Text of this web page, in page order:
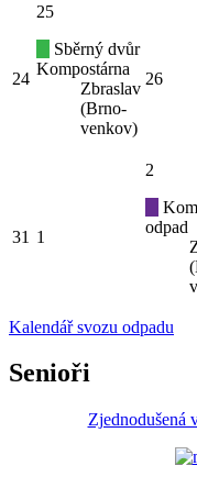
24
25
Sběrný dvůr
Kompostárna
Zbraslav
(Brno-
venkov)
26
31 1
2
odpad
Kalendář svozu odpadu
Senioři
Zjednodušená